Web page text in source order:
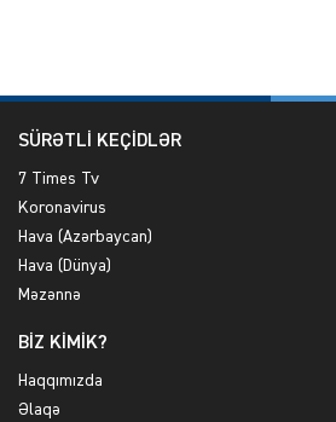
SÜRƏTLİ KEÇİDLƏR
7 Times Tv
Koronavirus
Hava (Azərbaycan)
Hava (Dünya)
Məzənnə
BİZ KİMİK?
Haqqımızda
Əlaqə